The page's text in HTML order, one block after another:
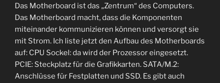
Das Motherboard ist das „Zentrum“ des Computers.
Das Motherboard macht, dass die Komponenten
miteinander kommunizieren können und versorgt sie
mit Strom. Ich liste jetzt den Aufbau des Motherboards
auf: CPU Sockel: da wird der Prozessor eingesetzt.
PCIE: Steckplatz für die Grafikkarten. SATA/M.2:
Anschlüsse für Festplatten und SSD. Es gibt auch